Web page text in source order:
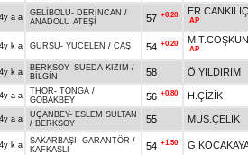
4y a a GELİBOLU- DERİNCAN /
ANADOLU ATEŞİ
57 +0.20 ER.CANKILIÇ
AP
4y k a GÜRSU- YÜCELEN / CAŞ 54 +0.20 M.T.COŞKUN
AP
4y k a BERKSOY- SUEDA KIZIM /
BİLGİN
58 Ö.YILDIRIM
4y a a THOR- TONGA /
GOBAKBEY
56 +0.80 H.ÇİZİK
4y a a UÇANBEY- ESLEM SULTAN
/ BERKSOY 55 MÜS.ÇELİK
4y k a SAKARBAŞI - GARANTÖR /
KAFKASLI
54 +1.50